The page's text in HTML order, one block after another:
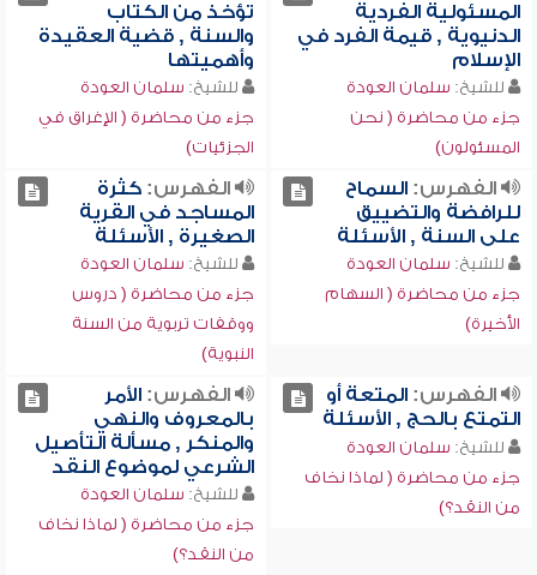
المسئولية الفردية
الدنيوية , قيمة الفرد في
الإسلام
للشيخ: سلمان العودة
جزء من محاضرة ( نحن
المسئولون)
تؤخذ من الكتاب
والسنة , قضية العقيدة
وأهميتها
للشيخ: سلمان العودة
جزء من محاضرة ( الإغراق في
الجزئيات)
الفهرس:السماح
للرافضة والتضييق
على السنة , الأسئلة
للشيخ: سلمان العودة
جزء من محاضرة ( السهام
الأخيرة)
الفهرس:كثرة
المساجد في القرية
الصغيرة , الأسئلة
للشيخ: سلمان العودة
جزء من محاضرة ( دروس
ووقفات تربوية من السنة
النبوية)
الفهرس:المتعة أو
التمتع بالحج , الأسئلة
للشيخ: سلمان العودة
جزء من محاضرة ( لماذا نخاف
من النقد؟)
الفهرس:الأمر
بالمعروف والنهي
والمنكر , مسألة التأصيل
الشرعي لموضوع النقد
للشيخ: سلمان العودة
جزء من محاضرة ( لماذا نخاف
من النقد؟)